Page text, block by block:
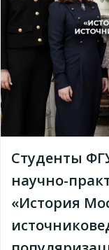
Студенты
научно-
«История